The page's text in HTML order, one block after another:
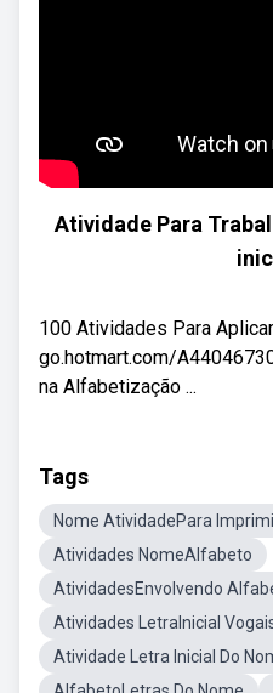
Atividade Para
100 Atividades Para
go.hotmart.com/
na Alfabetização ...
Tags
Nome AtividadePara
Atividades NomeAlfabeto
AtividadesEnvolvendo
Atividades LetraInicial
Atividade Letra Inicial Do